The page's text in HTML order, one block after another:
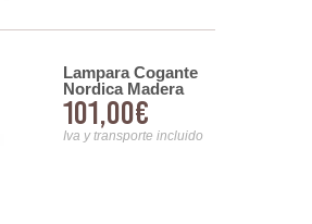
Lampara Cogante
Nordica Madera
Laminada Cono
Natural Axast
101,00€
Iva y transporte incluido